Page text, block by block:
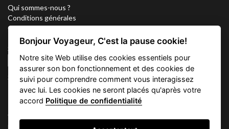
Qui sommes-nous ?
Conditions générales
Confidentialité
Partenariat
Sitemap
Cookies
Suivez nous sur
Vacation Key Corp. 2905 Point East Drive #L-215. Aventura.
FLORIDA 33160.
Bonjour Voyageur, C'est la pause cookie!
Notre site Web utilise des cookies essentiels pour
assurer son bon fonctionnement et des cookies de
suivi pour comprendre comment vous interagissez
avec lui. Les cookies ne seront placés qu'après votre
accord Politique de confidentialité